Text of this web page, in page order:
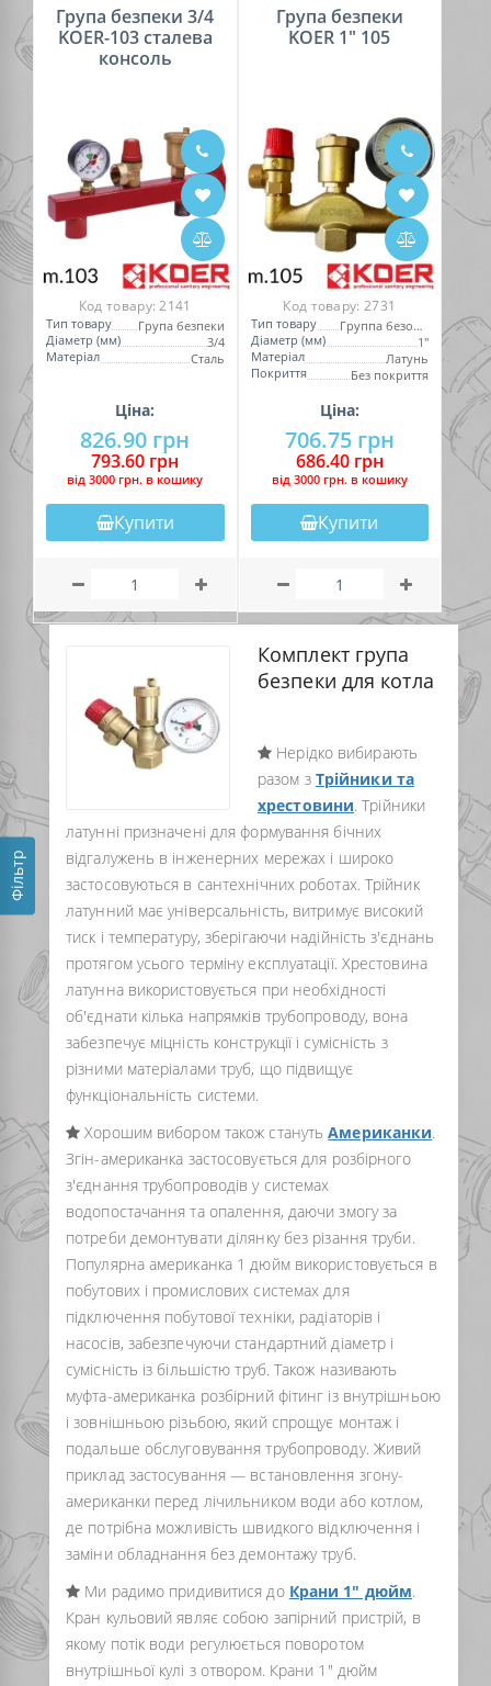
Фільтр
Група безпеки 3/4
KOER-103 сталева
консоль
Код товару:2141
Тип товару
Група безпеки
Діаметр (мм)
3/4
Матеріал
Сталь
Ціна:
826.90 грн
793.60 грн
вiд 3000 грн. в кошику
Купити
Група безпеки
KOER 1" 105
Код товару: 2731
Тип товару
Группа безопасности
Діаметр (мм)
1"
Матеріал
Латунь
Покриття
Без покриття
Ціна:
706.75 грн
686.40 грн
вiд 3000 грн. в кошику
Купити
Комплект група
безпеки для котла
Нерідко вибирають
разом з Трійники та
хрестовини. Трійники
латунні призначені для формування бічних
відгалужень в інженерних мережах і широко
застосовуються в сантехнічних роботах. Трійник
латунний має універсальність, витримує високий
тиск і температуру, зберігаючи надійність з'єднань
протягом усього терміну експлуатації. Хрестовина
латунна використовується при необхідності
об'єднати кілька напрямків трубопроводу, вона
забезпечує міцність конструкції і сумісність з
різними матеріалами труб, що підвищує
функціональність системи.
Хорошим вибором також станутьАмериканки.
Згін-американка застосовується для розбірного
з'єднання трубопроводів у системах
водопостачання та опалення, даючи змогу за
потреби демонтувати ділянку без різання труби.
Популярна американка 1 дюйм використовується в
побутових і промислових системах для
підключення побутової техніки, радіаторів і
насосів, забезпечуючи стандартний діаметр і
сумісність із більшістю труб. Також називають
муфта-американка розбірний фітинг із внутрішньою
і зовнішньою різьбою, який спрощує монтаж і
подальше обслуговування трубопроводу. Живий
приклад застосування — встановлення згону-
американки перед лічильником води або котлом,
де потрібна можливість швидкого відключення і
заміни обладнання без демонтажу труб.
Ми радимо придивитися до Крани 1" дюйм.
Кран кульовий являє собою запірний пристрій, в
якому потік води регулюється поворотом
внутрішньої кулі з отвором. Крани 1" дюйм